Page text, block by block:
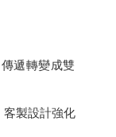
遞轉變成雙
製設計強化